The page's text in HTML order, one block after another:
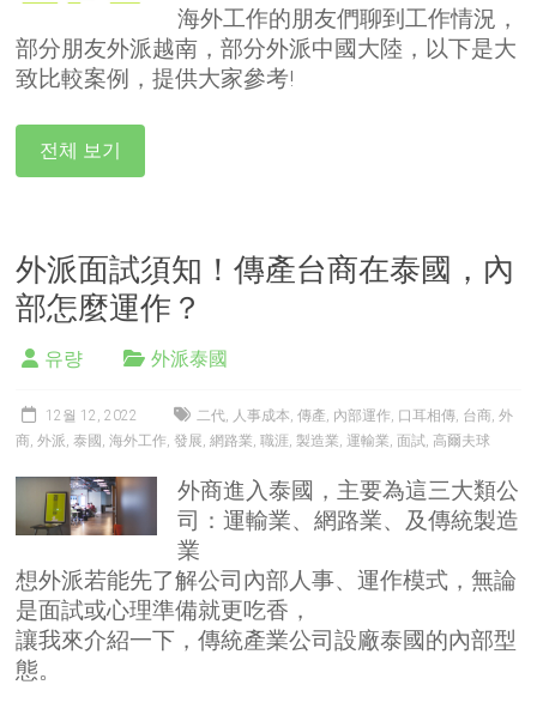
海外工作的朋友們聊到工作情況，
部分朋友外派越南，部分外派中國大陸，以下是大
致比較案例，提供大家參考!
전체 보기
外派面試須知！傳產台商在泰國，內
部怎麼運作？
유량 外派泰國
12월 12, 2022 二代, 人事成本,傳產, 內部運作, 口耳相傳, 台商,外
商,外派,泰國 ,海外工作,發展,網路業,職涯,製造業, 運輸業, 面試,高爾夫球
外商進入泰國，主要為這三大類公
司：運輸業、網路業、及傳統製造
業
想外派若能先了解公司內部人事、運作模式，無論
是面試或心理準備就更吃香，
讓我來介紹一下，傳統產業公司設廠泰國的內部型
態。